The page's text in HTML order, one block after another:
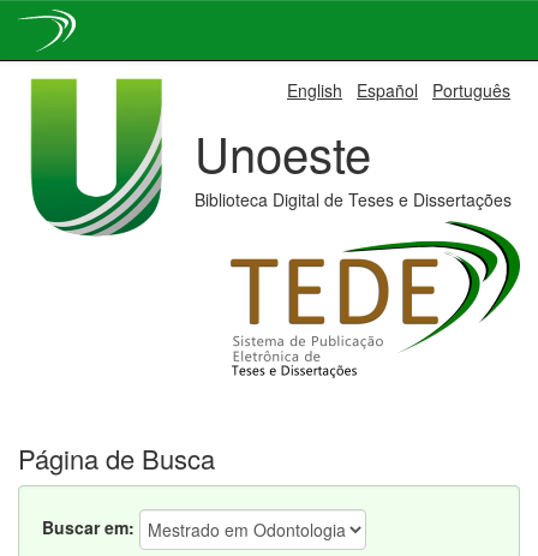
English Español Português
Unoeste
Biblioteca Digital de Teses e Dissertações
Página de Busca
Buscar em: